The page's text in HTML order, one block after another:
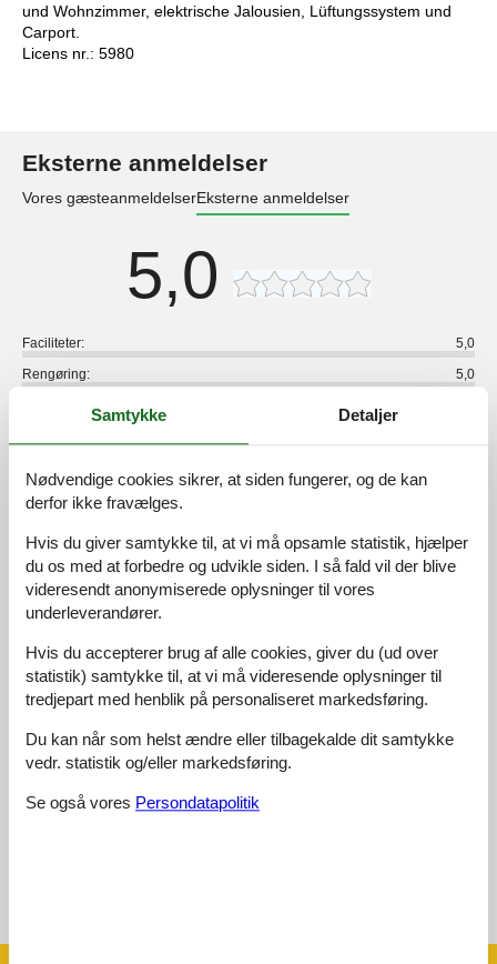
und Wohnzimmer, elektrische Jalousien, Lüftungssystem und
Carport.
Licens nr.: 5980
Eksterne anmeldelser
Vores gæsteanmeldelserEksterne anmeldelser
5,0
Faciliteter:
5,0
Rengøring:
5,0
Generelt:
Service på stedet:
Værdi for pengene:
5,0 maj 2019
Faciliteter: 5 Rengøring: 5 Komfort:
Venlighed:
5 Beliggenhed: 5 Generelt:
Værelse:
5 Service på stedet:
Forbedringer:
.... gibt keine Verbesserung! ... weiter so! DANKE
Samtykke Detaljer
Nødvendige cookies sikrer, at siden fungerer, og de kan
derfor ikke fravælges.
Hvis du giver samtykke til, at vi må opsamle statistik, hjælper
du os med at forbedre og udvikle siden. I så fald vil der blive
videresendt anonymiserede oplysninger til vores
underleverandører.
Hvis du accepterer brug af alle cookies, giver du (ud over
statistik) samtykke til, at vi må videresende oplysninger til
tredjepart med henblik på personaliseret markedsføring.
Du kan når som helst ændre eller tilbagekalde dit samtykke
vedr. statistik og/eller markedsføring.
Se også vores Persondatapolitik